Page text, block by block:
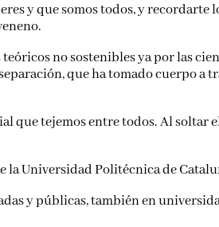
y que somos todos, y
no sostenibles ya por las
que ha tomado cuerpo a
que tejemos entre todos. Al soltar
la Universidad Politécnica de
y públicas, también en